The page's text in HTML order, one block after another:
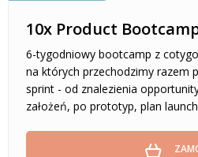
10x Product
6-tygodniowy bootcamp z
na których przechodzimy razem
sprint - od znalezienia
założeń, po prototyp, plan